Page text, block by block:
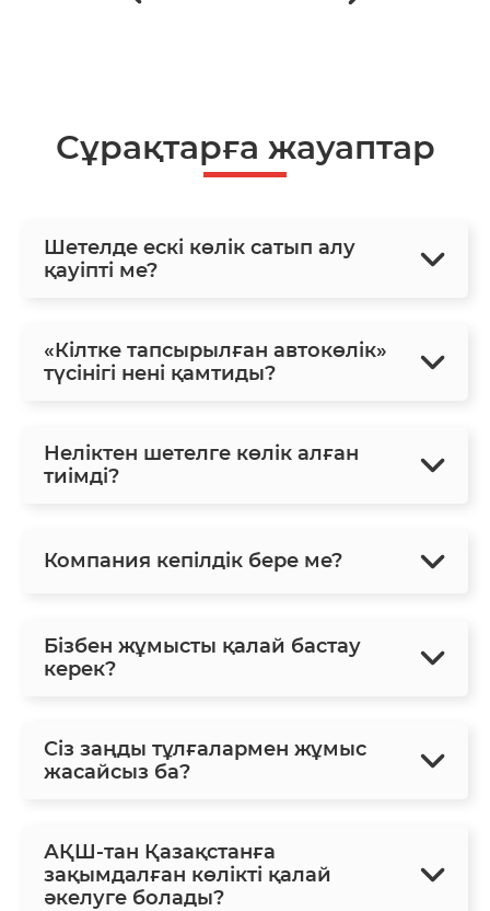
Сұрақтарға жауаптар
Шетелде ескі көлік сатып алу
қауіпті ме?
«Кілтке тапсырылған автокөлік»
түсінігі нені қамтиды?
Неліктен шетелге көлік алған
тиімді?
Компания кепілдік бере ме?
Бізбен жұмысты қалай бастау
керек?
Сіз заңды тұлғалармен жұмыс
жасайсыз ба?
АҚШ-тан Қазақстанға
зақымдалған көлікті қалай
әкелуге болады?